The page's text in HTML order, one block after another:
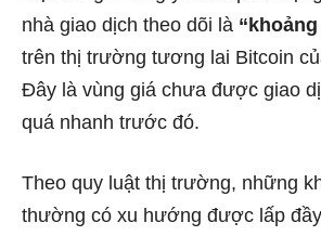
nhà giao dịch theo dõi là
trên thị trường tương lai Bitcoin
Đây là vùng giá chưa được giao
quá nhanh trước đó.
Theo quy luật thị trường, những
thường có xu hướng được lấp